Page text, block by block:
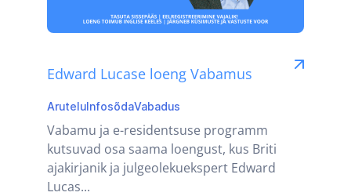
Edward Lucase loeng Vabamus
AruteluInfosõdaVabadus
Vabamu ja e-residentsuse programm
kutsuvad osa saama loengust, kus Briti
ajakirjanik ja julgeolekuekspert Edward
Lucas...